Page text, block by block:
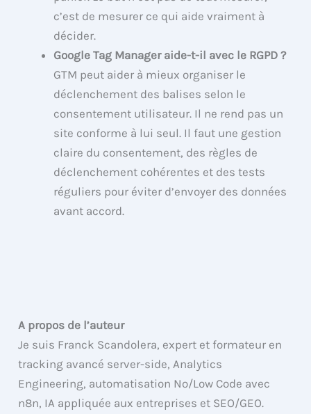
c’est de mesurer ce qui aide vraiment à
décider.
Google Tag Manager aide-t-il avec le RGPD ?
GTM peut aider à mieux organiser le
déclenchement des balises selon le
consentement utilisateur. Il ne rend pas un
site conforme à lui seul. Il faut une gestion
claire du consentement, des règles de
déclenchement cohérentes et des tests
réguliers pour éviter d’envoyer des données
avant accord.
A propos de l’auteur
Je suis Franck Scandolera, expert et formateur en
tracking avancé server-side, Analytics
Engineering, automatisation No/Low Code avec
n8n, IA appliquée aux entreprises et SEO/GEO.